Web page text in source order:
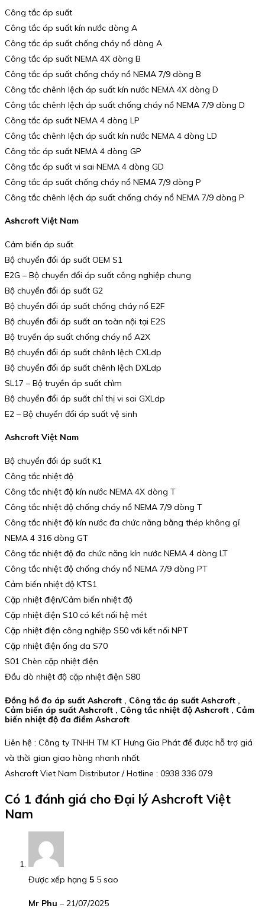
Công tắc áp suất
Công tắc áp suất kín nước dòng A
Công tắc áp suất chống cháy nổ dòng A
Công tắc áp suất NEMA 4X dòng B
Công tắc áp suất chống cháy nổ NEMA 7/9 dòng B
Công tắc chênh lệch áp suất kín nước NEMA 4X dòng D
Công tắc chênh lệch áp suất chống cháy nổ NEMA 7/9 dòng D
Công tắc áp suất NEMA 4 dòng LP
Công tắc chênh lệch áp suất kín nước NEMA 4 dòng LD
Công tắc áp suất NEMA 4 dòng GP
Công tắc áp suất vi sai NEMA 4 dòng GD
Công tắc áp suất chống cháy nổ NEMA 7/9 dòng P
Công tắc chênh lệch áp suất chống cháy nổ NEMA 7/9 dòng P
Ashcroft Việt Nam
Cảm biến áp suất
Bộ chuyển đổi áp suất OEM S1
E2G – Bộ chuyển đổi áp suất công nghiệp chung
Bộ chuyển đổi áp suất G2
Bộ chuyển đổi áp suất chống cháy nổ E2F
Bộ chuyển đổi áp suất an toàn nội tại E2S
Bộ truyền áp suất chống cháy nổ A2X
Bộ chuyển đổi áp suất chênh lệch CXLdp
Bộ chuyển đổi áp suất chênh lệch DXLdp
SL17 – Bộ truyền áp suất chìm
Bộ chuyển đổi áp suất chỉ thị vi sai GXLdp
E2 – Bộ chuyển đổi áp suất vệ sinh
Ashcroft Việt Nam
Bộ chuyển đổi áp suất K1
Công tắc nhiệt độ
Công tắc nhiệt độ kín nước NEMA 4X dòng T
Công tắc nhiệt độ chống cháy nổ NEMA 7/9 dòng T
Công tắc nhiệt độ kín nước đa chức năng bằng thép không gỉ
NEMA 4 316 dòng GT
Công tắc nhiệt độ đa chức năng kín nước NEMA 4 dòng LT
Công tắc nhiệt độ chống cháy nổ NEMA 7/9 dòng PT
Cảm biến nhiệt độ KTS1
Cặp nhiệt điện/Cảm biến nhiệt độ
Cặp nhiệt điện S10 có kết nối hệ mét
Cặp nhiệt điện công nghiệp S50 với kết nối NPT
Cặp nhiệt điện ống da S70
S01 Chèn cặp nhiệt điện
Đầu dò nhiệt độ cặp nhiệt điện S80
Đồng hồ đo áp suất Ashcroft , Công tắc áp suất Ashcroft ,
Cảm biến áp suất Ashcroft , Công tắc nhiệt độ Ashcroft , Cảm
biến nhiệt độ đa điểm Ashcroft
Liên hệ : Công ty TNHH TM KT Hưng Gia Phát để được hỗ trợ giá
và thời gian giao hàng nhanh nhất.
Ashcroft Viet Nam Distributor / Hotline : 0938 336 079
Có 1 đánh giá cho Đại lý Ashcroft Việt
Nam
Được xếp hạng 5 5 sao
Mr Phu – 21/07/2025